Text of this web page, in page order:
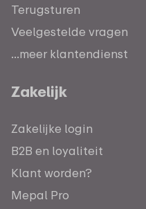
Terugsturen
Veelgestelde vragen
...meer klantendienst
Zakelijk
Zakelijke login
B2B en loyaliteit
Klant worden?
Mepal Pro